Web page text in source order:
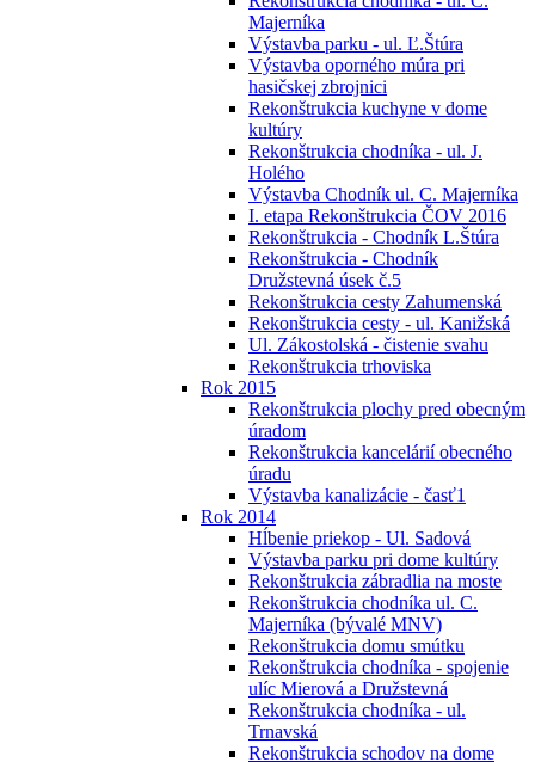
Majerníka
Výstavba parku - ul. Ľ.Štúra
Výstavba oporného múra pri
hasičskej zbrojnici
Rekonštrukcia kuchyne v dome
kultúry
Rekonštrukcia chodníka - ul. J.
Holého
Výstavba Chodník ul. C. Majerníka
I. etapa Rekonštrukcia ČOV 2016
Rekonštrukcia - Chodník L.Štúra
Rekonštrukcia - Chodník
Družstevná úsek č.5
Rekonštrukcia cesty Zahumenská
Rekonštrukcia cesty - ul. Kanižská
Ul. Zákostolská - čistenie svahu
Rekonštrukcia trhoviska
Rok 2015
Rekonštrukcia plochy pred obecným
úradom
Rekonštrukcia kancelárií obecného
úradu
Výstavba kanalizácie - časť1
Rok 2014
Hĺbenie priekop - Ul. Sadová
Výstavba parku pri dome kultúry
Rekonštrukcia zábradlia na moste
Rekonštrukcia chodníka ul. C.
Majerníka (bývalé MNV)
Rekonštrukcia domu smútku
Rekonštrukcia chodníka - spojenie
ulíc Mierová a Družstevná
Rekonštrukcia chodníka - ul.
Trnavská
Rekonštrukcia schodov na dome